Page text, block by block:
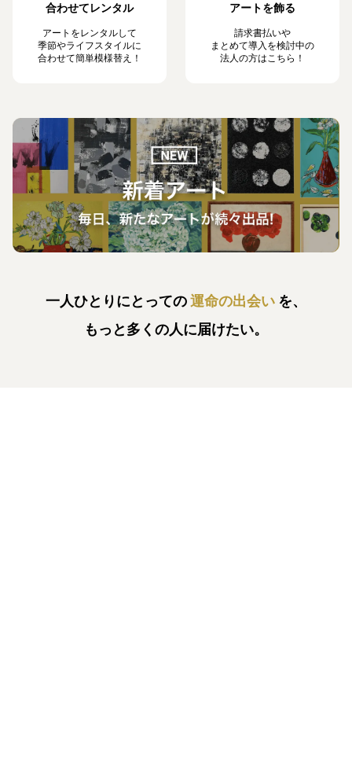
合わせてレンタル
アートをレンタルして
季節やライフスタイルに
合わせて簡単模様替え！
アートを飾る
請求書払いや
まとめて導入を検討中の
法人の方はこちら！
一人ひとりにとっての運命の出会い を、
もっと多くの人に届けたい。